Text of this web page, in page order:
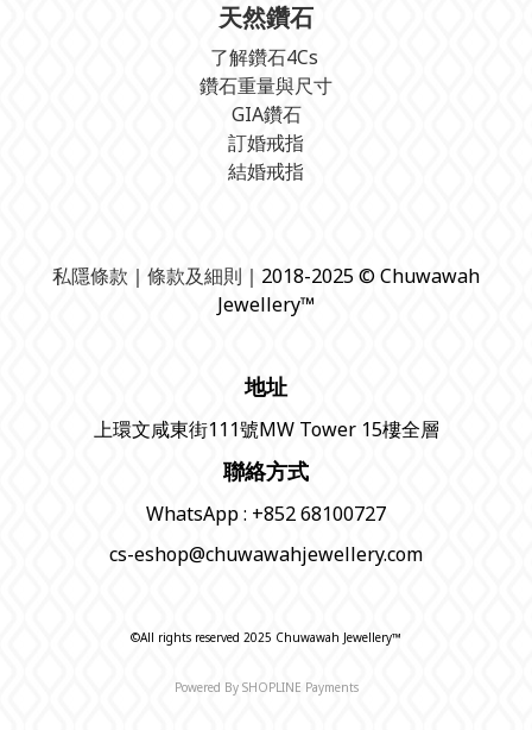
天然鑽石
了解鑽石4Cs
鑽石重量與尺寸
GIA鑽石
訂婚戒指
結婚戒指
私隱條款 ｜ 條款及細則 ｜2018-2025 © Chuwawah
Jewellery™
地址
上環文咸東街111號MW Tower 15樓全層
聯絡方式
WhatsApp : +852 68100727
cs-eshop@chuwawahjewellery.com
©All rights reserved 2025 Chuwawah Jewellery™
Powered By SHOPLINE Payments